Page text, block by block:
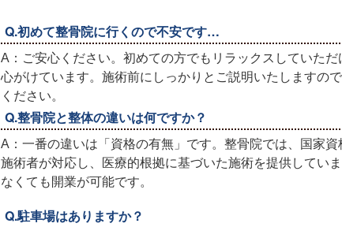
Q.初めて整骨院に行くので不安です…
A：ご安心ください。初めての方でもリラックスしていた
心がけています。施術前にしっかりとご説明いたしますの
ください。
Q.整骨院と整体の違いは何ですか？
A：一番の違いは「資格の有無」です。整骨院では、国家
施術者が対応し、医療的根拠に基づいた施術を提供してい
なくても開業が可能です。
Q.駐車場はありますか？